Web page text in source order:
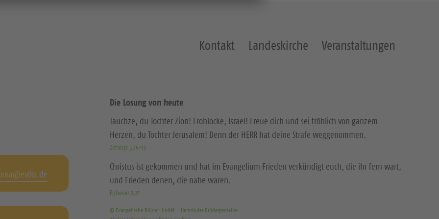
Kontakt Landeskirche Veranstaltungen
Die Losung von heute
Jauchze, du Tochter Zion! Frohlocke, Israel! Freue dich und sei fröhlich von ganzem
Herzen, du Tochter Jerusalem! Denn der HERR hat deine Strafe weggenommen.
Zefanja 3,14-15
Christus ist gekommen und hat im Evangelium Frieden verkündigt euch, die ihr fern wart,
und Frieden denen, die nahe waren.
Epheser 2,17
© Evangelische Brüder-Unität – Herrnhuter Brüdergemeine